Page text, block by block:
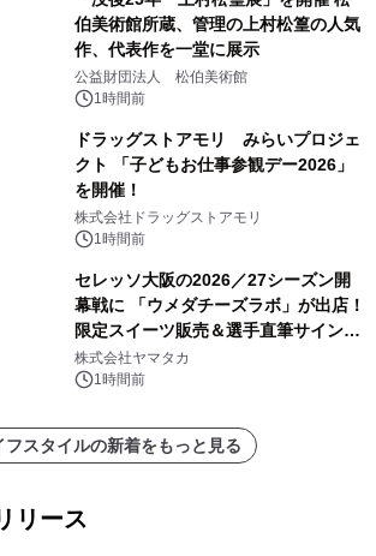
伯美術館所蔵、管理の上村松篁の人気
作、代表作を一堂に展示
公益財団法人 松伯美術館
1時間前
ドラッグストアモリ みらいプロジェ
クト 「子どもお仕事参観デー2026」
を開催！
株式会社ドラッグストアモリ
1時間前
セレッソ大阪の2026／27シーズン開
幕戦に 「ウメダチーズラボ」が出店！
限定スイーツ販売＆選手直筆サイング
ッズが当たる抽選会を 8月8日に開催
株式会社ヤマタカ
1時間前
フスタイルの新着をもっと見る
リース